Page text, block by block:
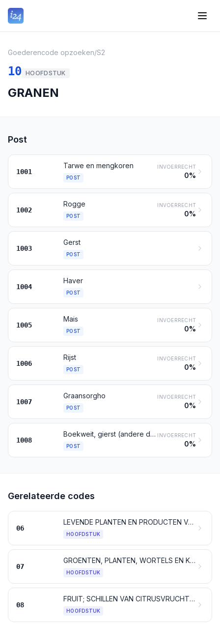
Goederencode opzoeken/S2
10 HOOFDSTUK
GRANEN
Post
1001
Tarwe en mengkoren
POST
INVOERRECHT
0%
1002
Rogge
POST
INVOERRECHT
0%
1003
Gerst
POST
1004
Haver
POST
1005
Mais
POST
INVOERRECHT
0%
1006
Rijst
POST
INVOERRECHT
0%
1007
Graansorgho
POST
INVOERRECHT
0%
1008
Boekweit, gierst (andere dan sorgho) en kanariezaad; andere granen
POST
INVOERRECHT
0%
Gerelateerde codes
06
LEVENDE PLANTEN EN PRODUCTEN VAN DE BLOEMENTEELT
HOOFDSTUK
07
GROENTEN, PLANTEN, WORTELS EN KNOLLEN, VOOR VOEDINGSDOELEINDEN
HOOFDSTUK
08
FRUIT; SCHILLEN VAN CITRUSVRUCHTEN EN VAN MELOENEN
HOOFDSTUK